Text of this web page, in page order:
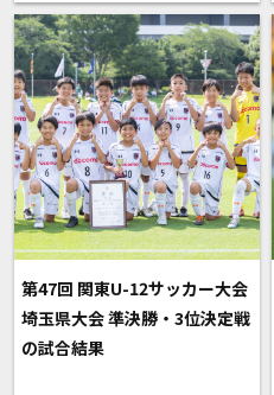
第47回 関東U-12サッカー大会
埼玉県大会 準決勝・3位決定戦
の試合結果